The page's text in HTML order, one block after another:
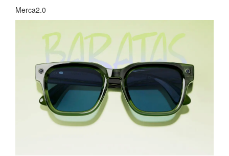
Merca2.0